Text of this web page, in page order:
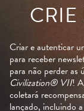
Criar e autenticar
para receber
para não perder as
Civilization® VII!
coletará
lançado, incluindo